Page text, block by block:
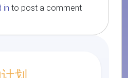
in to post a comment